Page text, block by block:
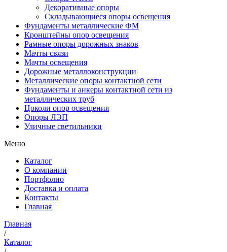
Декоративные опоры
Складывающиеся опоры освещения
Фундаменты металлические ФМ
Кронштейны опор освещения
Рамные опоры дорожных знаков
Мачты связи
Мачты освещения
Дорожные металлоконструкции
Металлические опоры контактной сети
Фундаменты и анкеры контактной сети из
металлических труб
Цоколи опор освещения
Опоры ЛЭП
Уличные светильники
Меню
Каталог
О компании
Портфолио
Доставка и оплата
Контакты
Главная
Главная
/
Каталог